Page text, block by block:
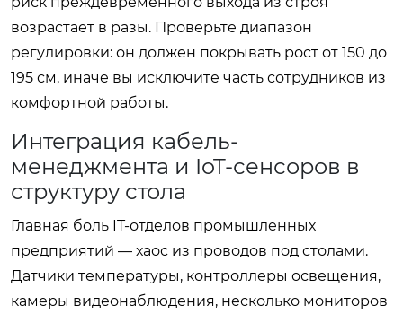
возрастает в разы. Проверьте диапазон
регулировки: он должен покрывать рост от 150 до
195 см, иначе вы исключите часть сотрудников из
комфортной работы.
Интеграция кабель-
менеджмента и IoT-сенсоров в
структуру стола
Главная боль IT-отделов промышленных
предприятий — хаос из проводов под столами.
Датчики температуры, контроллеры освещения,
камеры видеонаблюдения, несколько мониторов